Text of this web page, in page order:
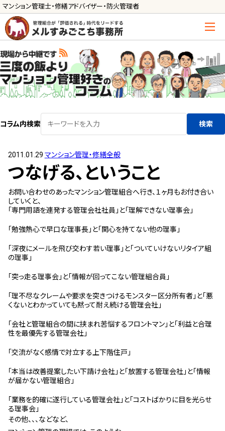
マンション管理士・修繕アドバイザー・防火管理者
コラム内検索 検索
2011.01.29 マンション管理・修繕全般
つなげる、ということ
お問い合わせのあったマンション管理組合へ行き、１ヶ月もお付き合い
していくと、
「専門用語を連発する管理会社社員」と「理解できない理事会」
「勉強熱心で早口な理事長」と「関心を持てない他の理事」
「深夜にメールを飛び交わす若い理事」と「ついていけないリタイア組
の理事」
「突っ走る理事会」と「情報が回ってこない管理組合員」
「理不尽なクレームや要求を突きつけるモンスター区分所有者」と「悪
くないとわかっていても黙って耐え続ける管理会社」
「会社と管理組合の間に挟まれ苦悩するフロントマン」と「利益と合理
性を最優先する管理会社」
「交流がなく感情で対立する上下階住戸」
「本当は改善提案したい下請け会社」と「放置する管理会社」と「情報
が届かない管理組合」
「業務を的確に遂行している管理会社」と「コストばかりに目を光らせ
る理事会」
その他、、、などなど、
管理士の活用方法
ご利用の流れ »
サービス一覧
管理組合運営
メルの理事会アドバイザー »
メルのプロ理事長 »
新人管理士顧問サービス
管理契約見直しドクター »
管理費カイゼン隊 »
建物・設備維持
長期修繕カウンセリングサービス »
無料よろづ相談
会社案内
会社概要